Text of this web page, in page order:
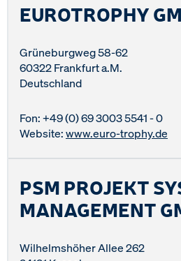
EUROTROPHY
Grüneburgweg 58-62
60322 Frankfurt a.M.
Deutschland
Fon: +49 (0) 69 3003 5541 - 0
Website:www.euro-trophy.de
PSM PROJEKT
MANAGEMENT
Wilhelmshöher Allee 262